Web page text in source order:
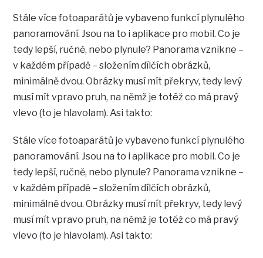
Stále více fotoaparátů je vybaveno funkcí plynulého
panoramování. Jsou na to i aplikace pro mobil. Co je
tedy lepší, ručně, nebo plynule? Panorama vznikne –
v každém případě – složením dílčích obrázků,
minimálně dvou. Obrázky musí mít překryv, tedy levý
musí mít vpravo pruh, na němž je totéž co má pravý
vlevo (to je hlavolam). Asi takto:
Stále více fotoaparátů je vybaveno funkcí plynulého
panoramování. Jsou na to i aplikace pro mobil. Co je
tedy lepší, ručně, nebo plynule? Panorama vznikne –
v každém případě – složením dílčích obrázků,
minimálně dvou. Obrázky musí mít překryv, tedy levý
musí mít vpravo pruh, na němž je totéž co má pravý
vlevo (to je hlavolam). Asi takto: